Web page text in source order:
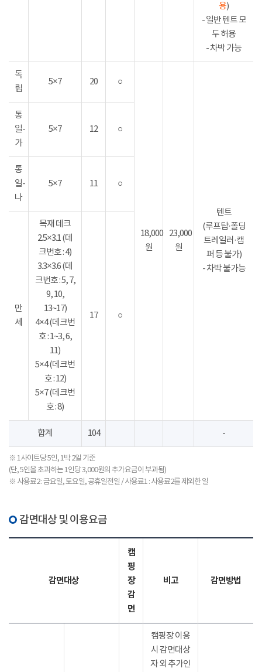
용)
- 일반 텐트 모
두 허용
- 차박 가능
독
립
5×7 20 ○
18,000
원
23,000
원
텐트
(루프탑·폴딩
트레일러·캠
퍼 등 불가)
- 차박 불가능
통
일-
가
5×7 12 ○
통
일-
나
5×7 11 ○
만
세
목재 데크
2.5×3.1 (데
크번호 : 4)
3.3×3.6 (데
크번호 : 5, 7,
9, 10,
13~17)
4×4 (데크번
호 : 1~3, 6,
11)
5×4 (데크번
호 : 12)
5×7 (데크번
호 : 8)
17 ○
합계 104 -
※ 1사이트당 5인, 1박 2일 기준
(단, 5인을 초과하는 1인당 3,000원의 추가요금이 부과됨)
※ 사용료2 : 금요일, 토요일, 공휴일전일 / 사용료1 : 사용료2를 제외한 일
감면대상 및 이용요금
감면대상
캠
핑
장
감
면
비고 감면방법
캠핑장 이용
시 감면대상
자 외 추가인